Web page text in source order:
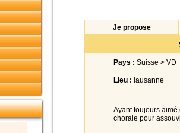
Je propose
Pays : Suisse > VD
Lieu : lausanne
Ayant toujours
chorale pour